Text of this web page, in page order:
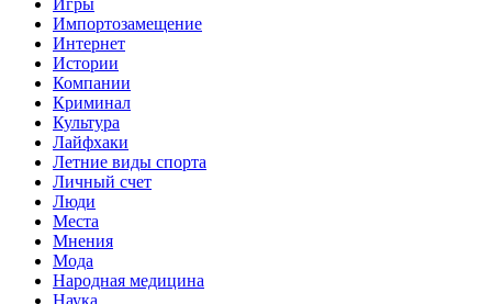
Импортозамещение
Интернет
Истории
Компании
Криминал
Культура
Лайфхаки
Летние виды спорта
Личный счет
Люди
Места
Мнения
Мода
Народная медицина
Наука